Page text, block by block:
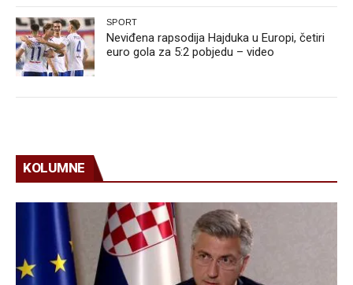
SPORT
Neviđena rapsodija Hajduka u Europi, četiri
euro gola za 5:2 pobjedu – video
KOLUMNE